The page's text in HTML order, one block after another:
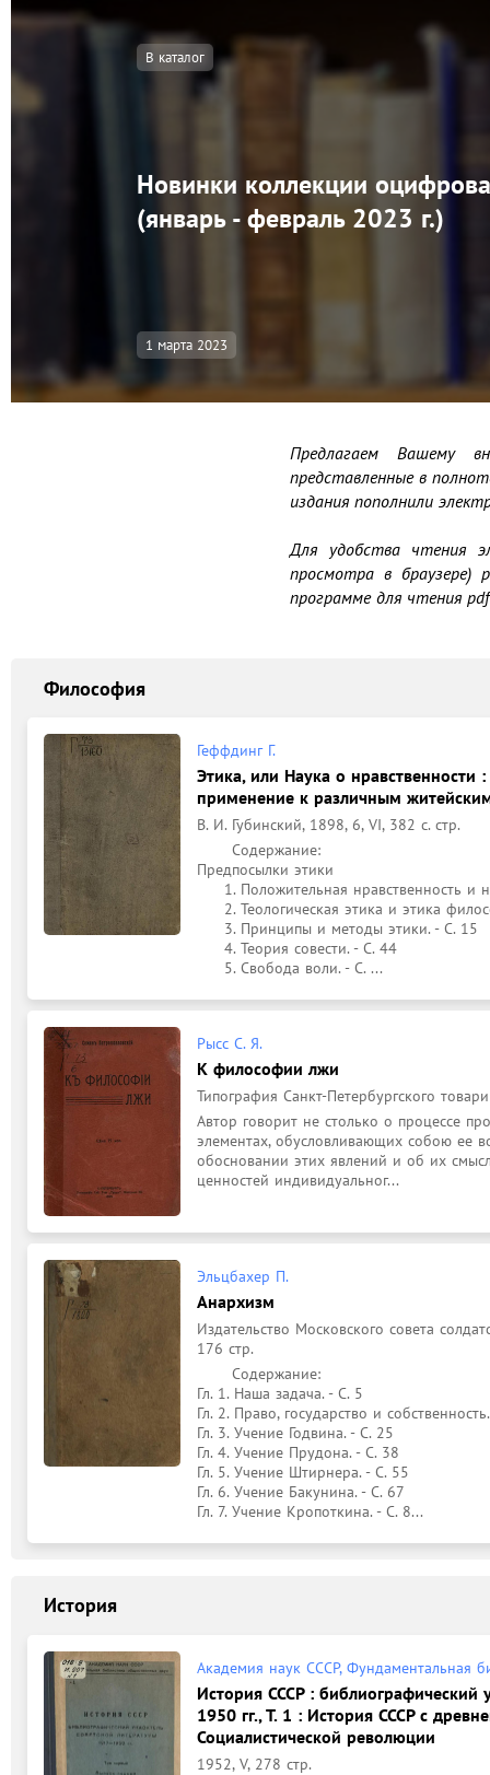
В каталог
Новинки коллекции
(январь - февраль 2023 г.)
1 марта 2023
Предлагаем Вашему
представленные в
издания пополнили
Для удобства чтения
просмотра в браузере)
программе для чтения
Философия
Геффдинг Г.
Этика, или Наука о
применение к различным
В. И. Губинский, 1898, 6, VI, 382 с. стр.
Предпосылки этики
     5. Свобода воли. - С. ...
Рысс С. Я.
К философии лжи
Типография Санкт-Петербургского
Автор говорит не столько о процессе
элементах, обусловливающих собою ее
обосновании этих явлений и об их
ценностей индивидуальног...
Эльцбахер П.
Анархизм
Издательство Московского совета
176 стр.
Гл. 1. Наша задача. - С. 5
Гл. 2. Право, государство и
Гл. 3. Учение Годвина. - С. 25
Гл. 4. Учение Прудона. - С. 38
Гл. 5. Учение Штирнера. - С. 55
Гл. 6. Учение Бакунина. - С. 67
Гл. 7. Учение Кропоткина. - С. 8...
История
Академия наук СССР, Фундаментальная
История СССР : библиографический
1950 гг., Т. 1 : История СССР с
Социалистической революции
1952, V, 278 стр.